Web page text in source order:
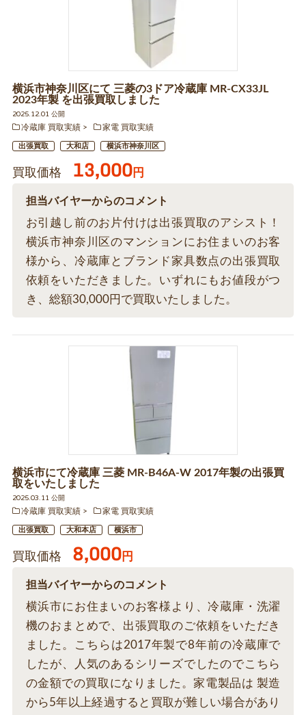
横浜市神奈川区にて 三菱の3ドア冷蔵庫 MR-CX33JL
2023年製 を出張買取しました
2025.12.01 公開
冷蔵庫 買取実績
家電 買取実績
出張買取 大和店 横浜市神奈川区
買取価格 13,000円
担当バイヤーからのコメント
お引越し前のお片付けは出張買取のアシスト！
横浜市神奈川区のマンションにお住まいのお客
様から、冷蔵庫とブランド家具数点の出張買取
依頼をいただきました。いずれにもお値段がつ
き、総額30,000円で買取いたしました。
横浜市にて冷蔵庫 三菱 MR-B46A-W 2017年製の出張買
取をいたしました
2025.03.11 公開
冷蔵庫 買取実績
家電 買取実績
出張買取 大和本店 横浜市
買取価格 8,000円
担当バイヤーからのコメント
横浜市にお住まいのお客様より、冷蔵庫・洗濯
機のおまとめで、出張買取のご依頼をいただき
ました。こちらは2017年製で8年前の冷蔵庫で
したが、人気のあるシリーズでしたのでこちら
の金額での買取になりました。家電製品は 製造
から5年以上経過すると買取が難しい場合があり